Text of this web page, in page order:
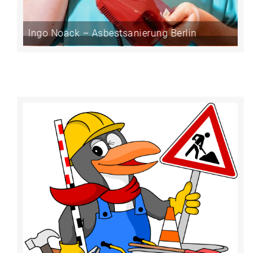
Ingo Noack – Asbestsanierung Berlin